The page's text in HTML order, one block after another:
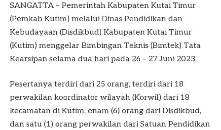
SANGATTA – Pemerintah Kabupaten Kutai Timur
(Pemkab Kutim) melalui Dinas Pendidikan dan
Kebudayaan (Disdikbud) Kabupaten Kutai Timur
(Kutim) menggelar Bimbingan Teknis (Bimtek) Tata
Kearsipan selama dua hari pada 26 – 27 Juni 2023.
Pesertanya terdiri dari 25 orang, terdiri dari 18
perwakilan koordinator wilayah (Korwil) dari 18
kecamatan di Kutim, enam (6) orang dari Disdikbud,
dan satu (1) orang perwakilan dari Satuan Pendidikan